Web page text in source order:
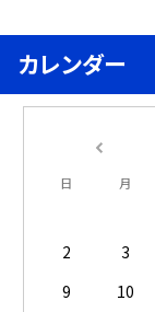
カレンダー
日 月
2
3
9
10